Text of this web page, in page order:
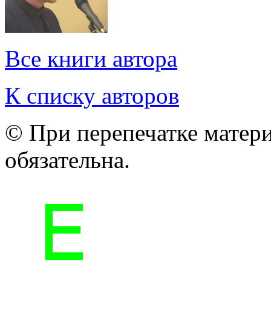
Все книги автора
К списку авторов
© При перепечатке
обязательна.